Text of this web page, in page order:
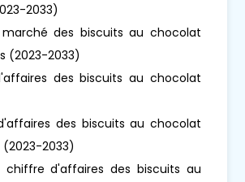
2033)
marché des biscuits au chocolat
(2023-2033)
des biscuits au chocolat
des biscuits au chocolat
2033)
chiffre d'affaires des biscuits au